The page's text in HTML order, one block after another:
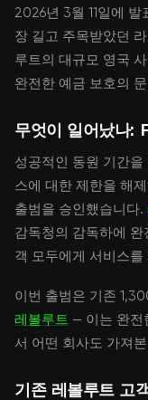
2026년 3월 11일에
장 길고 주목받았던
루트의 대규모 영국
완전한 예금 보호의
무엇이 일어났나:
성공적인 동원 기간을
스에 대한 제한을 해
출범을 승인했습니다.
감독청의 감독하에
객 모두에게 서비스
이번 출범은 기존
레볼루트 — 이는 완전
서 어떤 회사도 가져
기존 레볼루트 고